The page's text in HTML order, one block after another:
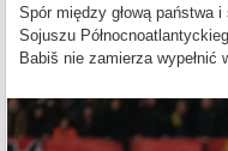
Spór między głową państwa
Sojuszu
Babiš nie zamierza wypełnić